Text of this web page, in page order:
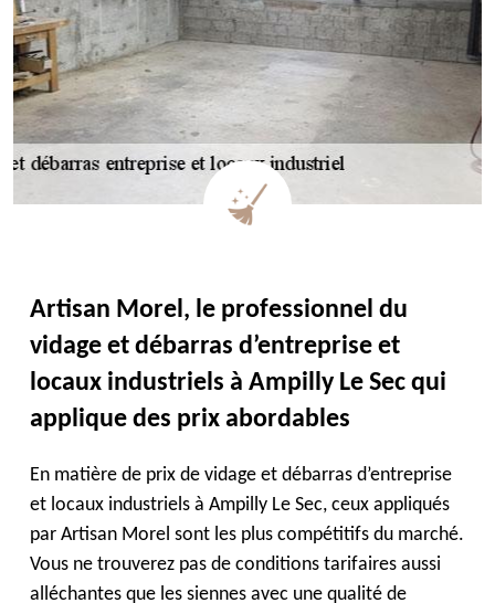
Artisan Morel, le professionnel du
vidage et débarras d’entreprise et
locaux industriels à Ampilly Le Sec qui
applique des prix abordables
En matière de prix de vidage et débarras d’entreprise
et locaux industriels à Ampilly Le Sec, ceux appliqués
par Artisan Morel sont les plus compétitifs du marché.
Vous ne trouverez pas de conditions tarifaires aussi
alléchantes que les siennes avec une qualité de